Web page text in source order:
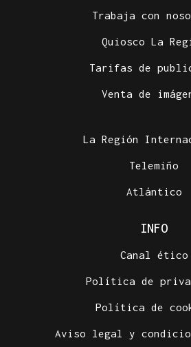
Trabaja con
Quiosco La
Tarifas de
Venta de
La Región
Telemiño
Atlántico
INFO
Canal ético
Política de
Política de
Aviso legal y